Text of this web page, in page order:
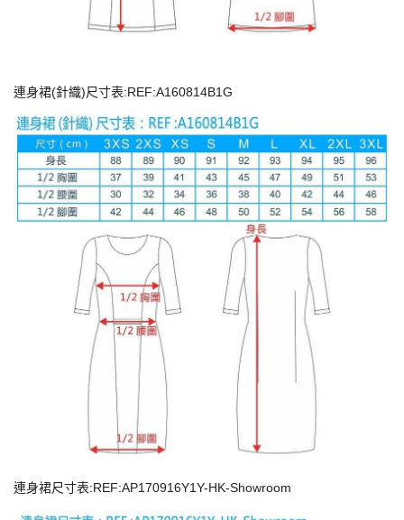
連身裙(針織)尺寸表:REF:A160814B1G
連身裙尺寸表:REF:AP170916Y1Y-HK-Showroom